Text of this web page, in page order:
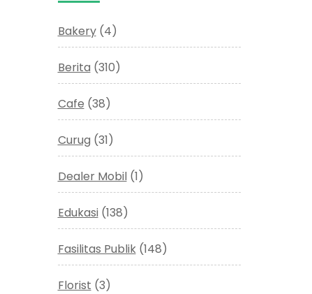
Bakery(4)
Berita (310)
Cafe (38)
Curug (31)
Dealer Mobil(1)
Edukasi(138)
Fasilitas Publik(148)
Florist (3)